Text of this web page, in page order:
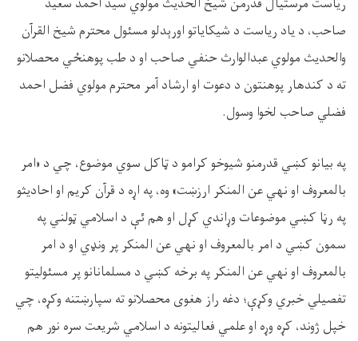
صاحب، د یاد ریاست د شيکایاتو اورېدلو مسئول محترم شیخ القرآن
والحدیث مولوي عبدالوارث حنفي صاحب او د طب پوهنځي محصلانو
ته د کندهار پوهنتون د دعوت او ارشاد آمر محترم مولوي فضل احمد
فضلي صاحب لخوا وسول.
په بیانو کښي قدرمنو شیوخو کرامو د ټاکل سوي موضوع، چي د «امر
بالمعروف او نهي عن المنکر ارزښت» وه، په اړه د قرآن کریم او احادیثو
په رڼا کښي موضوعات وړاندي کړل او هم ئې د اسلامي ټولني په
سمون کښي د امر بالمعروف او نهي عن المنکر پر ونډي او د امر
بالمعروف او نهي عن المنکر په برخه کښي د مسلمانانو پر مسئولیتو
تفصیلي خبري وکړې؛ دغه راز هغوی محصلانو ته سپارښتنه وکړه، چي
خپل ژوند، کړه‌ وړه او علمي فعالیتونه د اسلامي شریعت سره نور هم